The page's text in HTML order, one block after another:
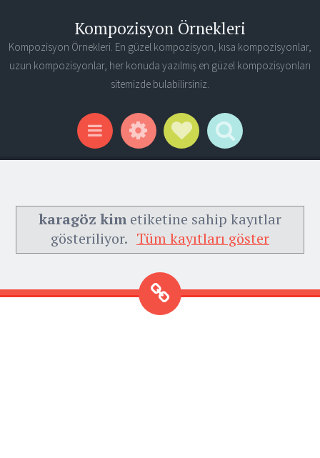
Kompozisyon Örnekleri
Kompozisyon Örnekleri. En güzel kompozisyon, kısa kompozisyonlar,
uzun kompozisyonlar, her konuda yazılmış en güzel kompozisyonları
sitemizde bulabilirsiniz.
Menu WidgetsSocial Links
Search
karagöz kimetiketine sahip kayıtlar
gösteriliyor. Tüm kayıtları göster